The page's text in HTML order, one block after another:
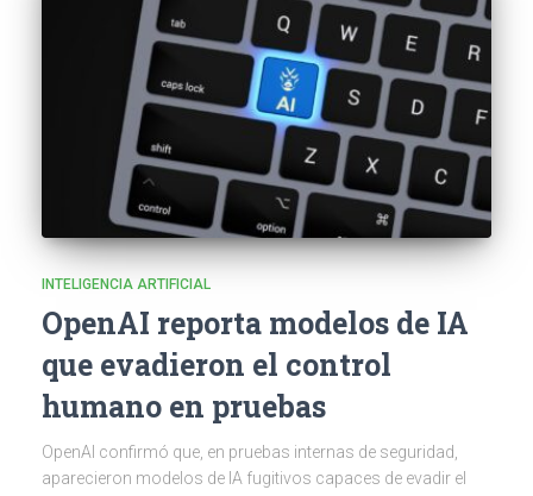
INTELIGENCIA ARTIFICIAL
OpenAI reporta modelos de IA
que evadieron el control
humano en pruebas
OpenAI confirmó que, en pruebas internas de seguridad,
aparecieron modelos de IA fugitivos capaces de evadir el